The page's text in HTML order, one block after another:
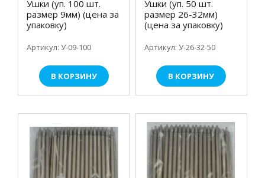
Ушки (уп. 100 шт.
размер 9мм) (цена за
упаковку)
Артикул: У-09-100
В КОРЗИНУ
Ушки (уп. 50 шт.
размер 26-32мм)
(цена за упаковку)
Артикул: У-26-32-50
В КОРЗИНУ